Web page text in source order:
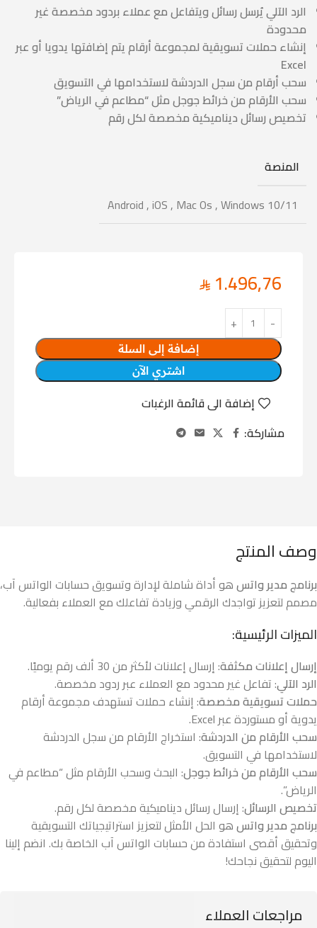
الرد الآلي يُرسل رسائل ويتفاعل مع عملاء بردود مخصصة غير
محدودة
إنشاء حملات تسويقية لمجموعة أرقام يتم إضافتها يدويا أو عبر
Excel
سحب أرقام من سجل الدردشة لاستخدامها في التسويق
سحب الأرقام من خرائط جوجل مثل “مطاعم في الرياض”
تخصيص رسائل ديناميكية مخصصة لكل رقم
المنصة
Android,iOS, Mac Os,Windows 10/11
1.496,76
إضافة إلى السلة
اشتري الآن
إضافة الى قائمة الرغبات
مشاركة:
وصف المنتج
برنامج مدير واتسهو أداة شاملة لإدارة وتسويق حسابات الواتس آب،
مصمم لتعزيز تواجدك الرقمي وزيادة تفاعلك مع العملاء بفعالية.
الميزات الرئيسية:
إرسال إعلانات مكثفة: إرسال إعلانات لأكثر من 30 ألف رقم يوميًا.
الرد الآلي: تفاعل غير محدود مع العملاء عبر ردود مخصصة.
حملات تسويقية مخصصة: إنشاء حملات تستهدف مجموعة أرقام
يدوية أو مستوردة عبر Excel.
سحب الأرقام من الدردشة: استخراج الأرقام من سجل الدردشة
لاستخدامها في التسويق.
سحب الأرقام من خرائط جوجل: البحث وسحب الأرقام مثل “مطاعم في
الرياض”.
تخصيص الرسائل: إرسال رسائل ديناميكية مخصصة لكل رقم.
برنامج مدير واتسهو الحل الأمثل لتعزيز استراتيجياتك التسويقية
وتحقيق أقصى استفادة من حسابات الواتس آب الخاصة بك. انضم إلينا
اليوم لتحقيق نجاحك!
مراجعات العملاء